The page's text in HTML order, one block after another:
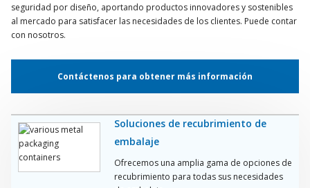
seguridad por diseño, aportando productos innovadores y sostenibles
al mercado para satisfacer las necesidades de los clientes. Puede contar
con nosotros.
Contáctenos para obtener más información
Soluciones de recubrimiento de
embalaje
Ofrecemos una amplia gama de opciones de
recubrimiento para todas sus necesidades